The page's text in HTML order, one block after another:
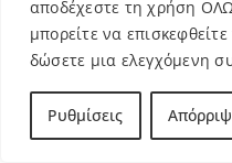
αποδέχεστε τη χρήση
μπορείτε να
δώσετε μια ελεγχόμενη
Ρυθμίσεις